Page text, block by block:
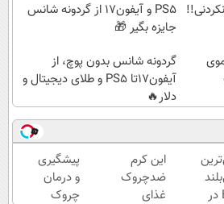
PS5 و آیفون17 از گردونه شانس
جایزه بگیر 🎁
گردونه شانس بدون پوچ، از
آیفون17تا PS5 و طلای دیجیتال و
دلار🔥
EREV در
این کرم
ضدچروک
غذای
پیشگیری
و درمان
چروک